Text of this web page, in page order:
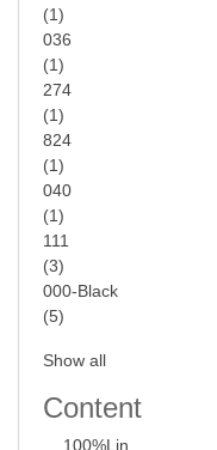
(1)
036
(1)
274
(1)
824
(1)
040
(1)
111
(3)
000-Black
(5)
Show all
Content
100%Lin